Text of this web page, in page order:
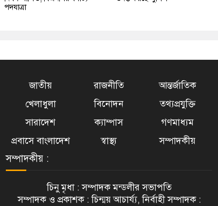
পদযাত্রা
জাতীয় রাজনীতি
আন্তর্জাতিক
খেলাধুলা
বিনোদন
তথ্যপ্রযুক্তি
সারাদেশ
ক্যাম্পাস
গণমাধ্যম
প্রবাসে বাংলাদেশ
স্বাস্থ্য সম্পাদকীয়
সম্পাদকীয় :
চিনু মৃধা : সম্পাদক মন্ডলীর সভাপতি
সম্পাদক ও প্রকাশক : চিন্ময় আচার্য্য, নির্বাহী সম্পাদক :